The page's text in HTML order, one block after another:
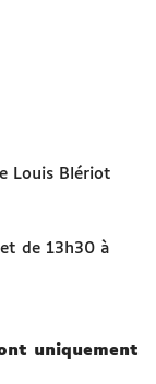
Louis Blériot
de 13h30 à
uniquement